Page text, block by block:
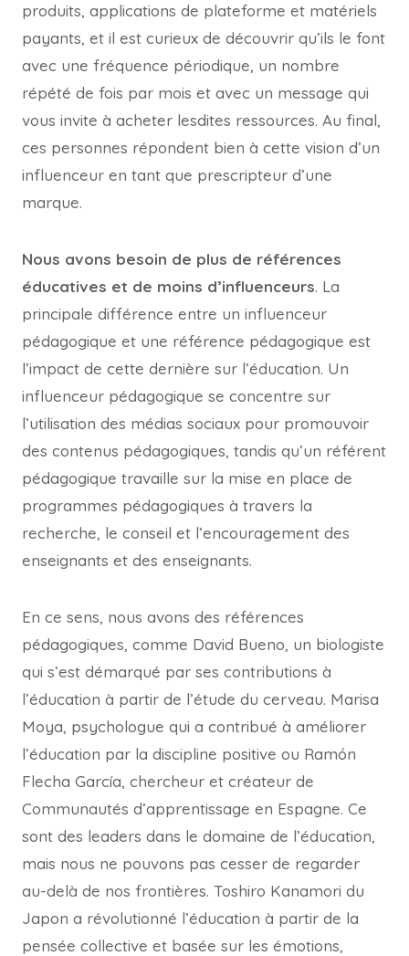
produits, applications de plateforme et matériels
payants, et il est curieux de découvrir qu’ils le font
avec une fréquence périodique, un nombre
répété de fois par mois et avec un message qui
vous invite à acheter lesdites ressources. Au final,
ces personnes répondent bien à cette vision d’un
influenceur en tant que prescripteur d’une
marque.
Nous avons besoin de plus de références
éducatives et de moins d’influenceurs. La
principale différence entre un influenceur
pédagogique et une référence pédagogique est
l’impact de cette dernière sur l’éducation. Un
influenceur pédagogique se concentre sur
l’utilisation des médias sociaux pour promouvoir
des contenus pédagogiques, tandis qu’un référent
pédagogique travaille sur la mise en place de
programmes pédagogiques à travers la
recherche, le conseil et l’encouragement des
enseignants et des enseignants.
En ce sens, nous avons des références
pédagogiques, comme David Bueno, un biologiste
qui s’est démarqué par ses contributions à
l’éducation à partir de l’étude du cerveau. Marisa
Moya, psychologue qui a contribué à améliorer
l’éducation par la discipline positive ou Ramón
Flecha García, chercheur et créateur de
Communautés d’apprentissage en Espagne. Ce
sont des leaders dans le domaine de l’éducation,
mais nous ne pouvons pas cesser de regarder
au-delà de nos frontières. Toshiro Kanamori du
Japon a révolutionné l’éducation à partir de la
pensée collective et basée sur les émotions,